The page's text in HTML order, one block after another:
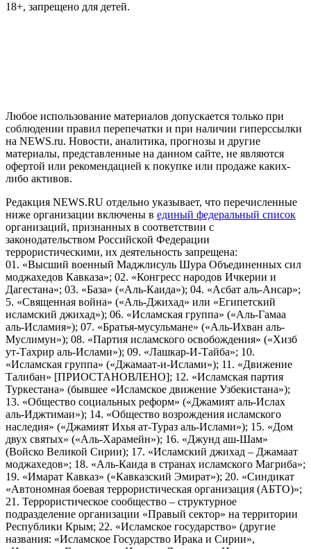
18+, запрещено для детей.
Любое использование материалов допускается только при
соблюдении правил перепечатки и при наличии гиперссылки
на NEWS.ru. Новости, аналитика, прогнозы и другие
материалы, представленные на данном сайте, не являются
офертой или рекомендацией к покупке или продаже каких-
либо активов.
Редакция NEWS.RU отдельно указывает, что перечисленные
ниже организации включены в единый федеральный список
организаций, признанных в соответствии с
законодательством Российской Федерации
террористическими, их деятельность запрещена:
01. «Высший военный Маджлисуль Шура Объединенных сил
моджахедов Кавказа»; 02. «Конгресс народов Ичкерии и
Дагестана»; 03. «База» («Аль-Каида»); 04. «Асбат аль-Ансар»;
5. «Священная война» («Аль-Джихад» или «Египетский
исламский джихад»); 06. «Исламская группа» («Аль-Гамаа
аль-Исламия»); 07. «Братья-мусульмане» («Аль-Ихван аль-
Муслимун»); 08. «Партия исламского освобождения» («Хизб
ут-Тахрир аль-Ислами»); 09. «Лашкар-И-Тайба»; 10.
«Исламская группа» («Джамаат-и-Ислами»); 11. «Движение
Талибан» [ПРИОСТАНОВЛЕНО]; 12. «Исламская партия
Туркестана» (бывшее «Исламское движение Узбекистана»);
13. «Общество социальных реформ» («Джамият аль-Ислах
аль-Иджтимаи»); 14. «Общество возрождения исламского
наследия» («Джамият Ихья ат-Тураз аль-Ислами»); 15. «Дом
двух святых» («Аль-Харамейн»); 16. «Джунд аш-Шам»
(Войско Великой Сирии); 17. «Исламский джихад – Джамаат
моджахедов»; 18. «Аль-Каида в странах исламского Магриба»;
19. «Имарат Кавказ» («Кавказский Эмират»); 20. «Синдикат
«Автономная боевая террористическая организация (АБТО)»;
21. Террористическое сообщество – структурное
подразделение организации «Правый сектор» на территории
Республики Крым; 22. «Исламское государство» (другие
названия: «Исламское Государство Ирака и Сирии»,